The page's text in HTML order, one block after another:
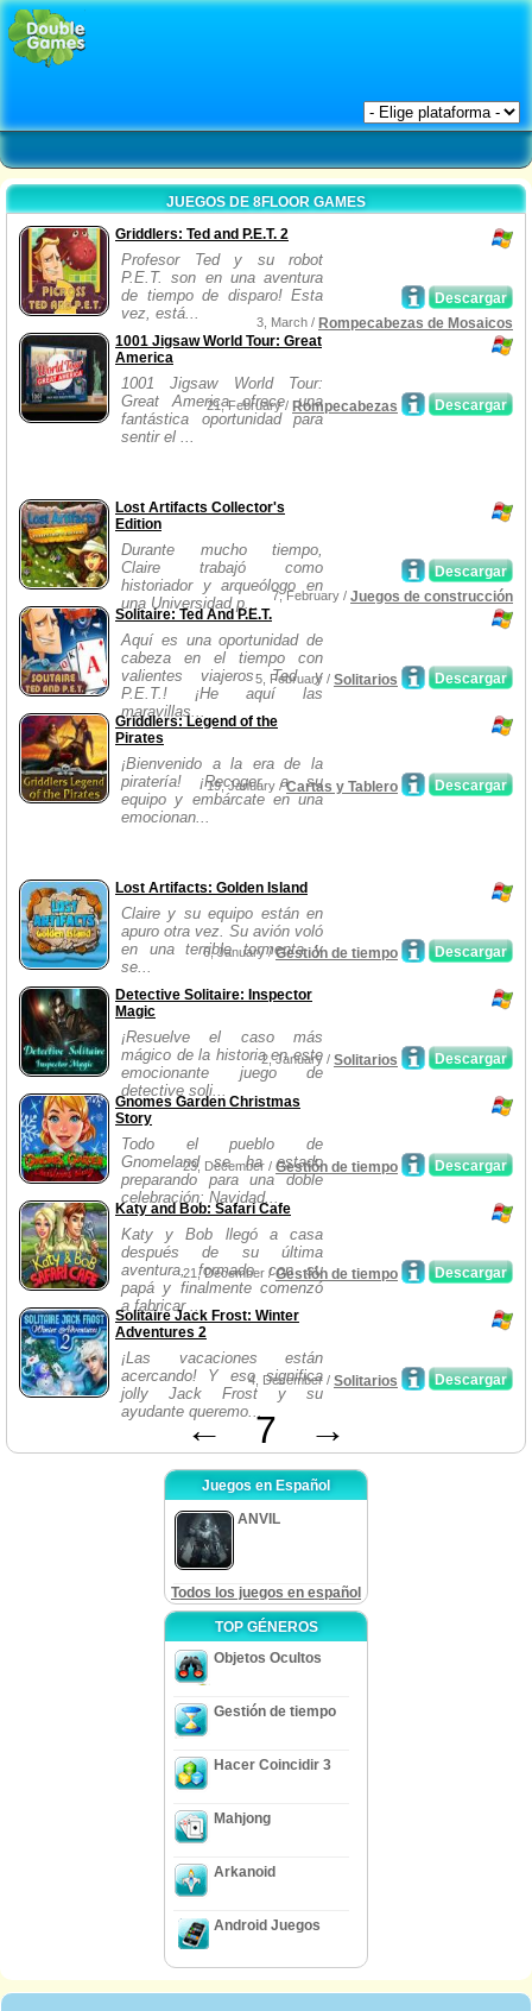
JUEGOS DE 8FLOOR GAMES
Griddlers: Ted and P.E.T. 2
Profesor Ted y su robot
P.E.T. son en una aventura
de tiempo de disparo! Esta
vez, está...
Descargar
3, March / Rompecabezas de Mosaicos
1001 Jigsaw World Tour: Great
America
1001 Jigsaw World Tour:
Great America ofrece una
fantástica oportunidad para
sentir el ...
Descargar
21, February / Rompecabezas
Lost Artifacts Collector's
Edition
Durante mucho tiempo,
Claire trabajó como
historiador y arqueólogo en
una Universidad p...
Descargar
7, February / Juegos de construcción
Solitaire: Ted And P.E.T.
Aquí es una oportunidad de
cabeza en el tiempo con
valientes viajeros Ted y
P.E.T.! ¡He aquí las
maravillas...
Descargar
5, February / Solitarios
Griddlers: Legend of the
Pirates
¡Bienvenido a la era de la
piratería! ¡Recoger a su
equipo y embárcate en una
emocionan...
Descargar
19, January /Cartas y Tablero
Lost Artifacts: Golden Island
Claire y su equipo están en
apuro otra vez. Su avión voló
en una terrible tormenta y
se...
Descargar
6, January /Gestión de tiempo
Detective Solitaire: Inspector
Magic
¡Resuelve el caso más
mágico de la historia en este
emocionante juego de
detective soli...
Descargar
2, January / Solitarios
Gnomes Garden Christmas
Story
Todo el pueblo de
Gnomeland se ha estado
preparando para una doble
celebración: Navidad...
Descargar
23, December / Gestión de tiempo
Katy and Bob: Safari Cafe
Katy y Bob llegó a casa
después de su última
aventura, formado con su
papá y finalmente comenzó
a fabricar ...
Descargar
21, December /Gestión de tiempo
Solitaire Jack Frost: Winter
Adventures 2
¡Las vacaciones están
acercando! Y eso significa
jolly Jack Frost y su
ayudante queremo...
Descargar
4, December / Solitarios
← 7 →
Juegos en Español
ANVIL
Todos los juegos en español
TOP GÉNEROS
Objetos Ocultos
Gestión de tiempo
Hacer Coincidir 3
Mahjong
Arkanoid
Android Juegos